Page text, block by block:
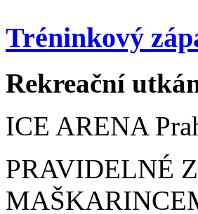
Tréninkový
Rekreační
ICE ARENA
PRAVIDELNÉ